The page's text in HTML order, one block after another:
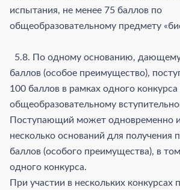
испытания, не менее 75 баллов по
общеобразовательному предмету
5.8. По одному основанию,
баллов (особое преимущество),
100 баллов в рамках одного
общеобразовательному
Поступающий может одновременно
несколько оснований для получения
баллов (особого преимущества), в
одного конкурса.
При участии в нескольких